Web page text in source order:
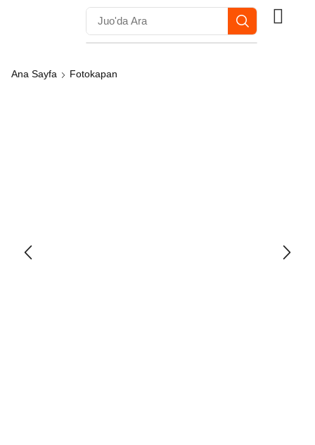
Ana Sayfa Fotokapan